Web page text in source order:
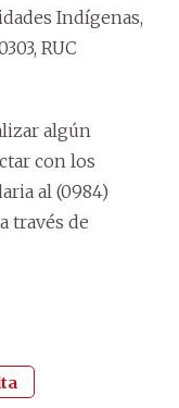
Indígenas,
RUC
algún
con los
al (0984)
través de